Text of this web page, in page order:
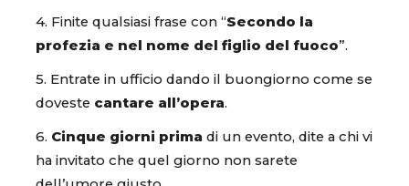
4. Finite qualsiasi frase con “Secondo la
profezia e nel nome del figlio del fuoco”.
5. Entrate in ufficio dando il buongiorno come se
doveste cantare all’opera.
6. Cinque giorni prima di un evento, dite a chi vi
ha invitato che quel giorno non sarete